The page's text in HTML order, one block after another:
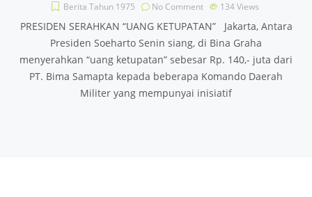
Berita Tahun 1975 No Comment 134Views
PRESIDEN SERAHKAN “UANG KETUPATAN” Jakarta, Antara
Presiden Soeharto Senin siang, di Bina Graha
menyerahkan “uang ketupatan” sebesar Rp. 140,- juta dari
PT. Bima Samapta kepada beberapa Komando Daerah
Militer yang mempunyai inisiatif